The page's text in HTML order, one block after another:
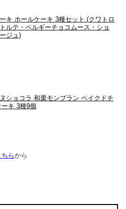
キ ホールケーキ 3種セット (クワトロ
ルテ・ベルギーチョコムース・ショ
ジュ)
ショコラ 和栗モンブラン ベイクドチ
キ 3種9個
ちらから